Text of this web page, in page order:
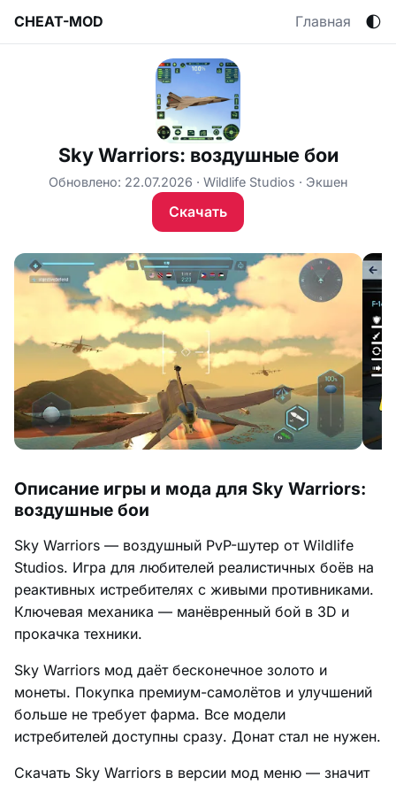
CHEAT-MOD Главная 🌓
Sky Warriors: воздушные бои
Обновлено: 22.07.2026 Wildlife Studios Экшен
Скачать
Описание игры и мода для Sky Warriors:
воздушные бои
Sky Warriors — воздушный PvP-шутер от Wildlife
Studios. Игра для любителей реалистичных боёв на
реактивных истребителях с живыми противниками.
Ключевая механика — манёвренный бой в 3D и
прокачка техники.
Sky Warriors мод даёт бесконечное золото и
монеты. Покупка премиум-самолётов и улучшений
больше не требует фарма. Все модели
истребителей доступны сразу. Донат стал не нужен.
Скачать Sky Warriors в версии мод меню — значит